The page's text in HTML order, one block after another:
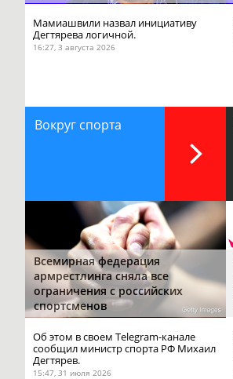
Мамиашвили назвал инициативу
Дегтярева логичной.
16:27, 3 августа 2026
Вокруг спорта
Всемирная федерация
армрестлинга сняла все
ограничения с российских
спортсменов
Об этом в своем Telegram-канале
сообщил министр спорта РФ Михаил
Дегтярев.
15:47, 31 июля 2026